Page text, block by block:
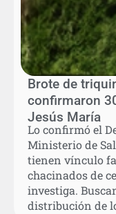
Brote de
confirmaron
Jesús María
Lo confirmó el
Ministerio de
tienen vínculo
chacinados de
investiga.
distribución de